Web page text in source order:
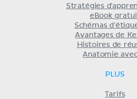
Stratégies
eBook
Schémas
Avantages de
Histoires de
Anatomie
PLUS
Tarifs